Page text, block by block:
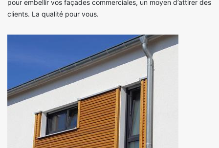
pour embellir vos façades commerciales, un moyen d’attirer des
clients. La qualité pour vous.